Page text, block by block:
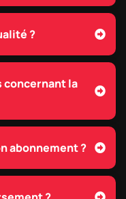
?
la
abonnement ?